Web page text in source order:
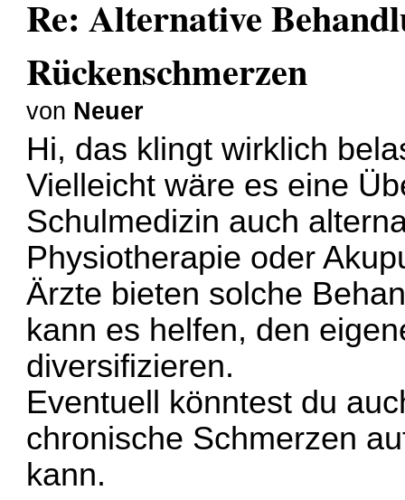
Re: Alternative
Rückenschmerzen
von Neuer
Hi, das klingt wirklich
Vielleicht wäre es eine
Schulmedizin auch
Physiotherapie oder
Ärzte bieten solche
kann es helfen, den
diversifizieren.
Eventuell könntest du
chronische Schmerzen
kann.